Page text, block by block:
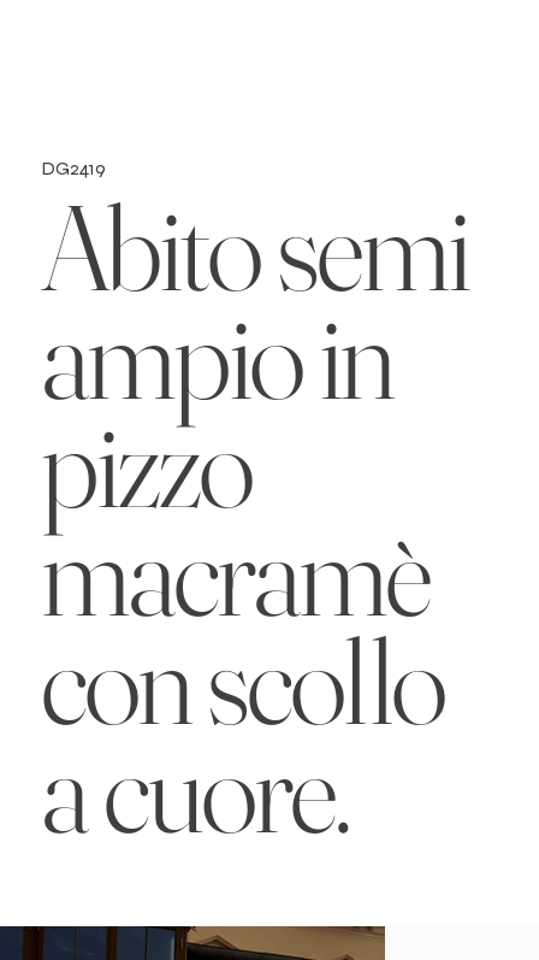
DG2419
Abito semi
ampio in
pizzo
macramè
con scollo
a cuore.